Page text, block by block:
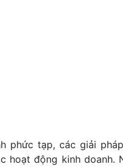
phức tạp, các giải
động kinh doanh.